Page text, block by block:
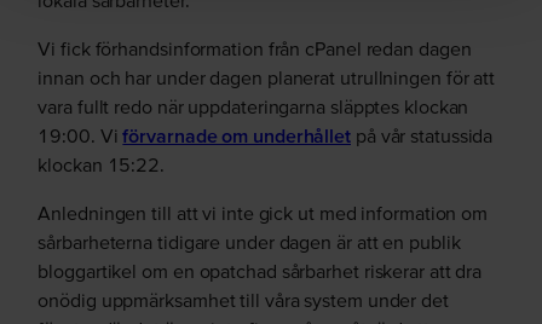
Vi fick förhandsinformation från cPanel redan dagen
innan och har under dagen planerat utrullningen för att
vara fullt redo när uppdateringarna släpptes klockan
19:00. Viförvarnade om underhållet på vår statussida
klockan 15:22.
Anledningen till att vi inte gick ut med information om
sårbarheterna tidigare under dagen är att en publik
bloggartikel om en opatchad sårbarhet riskerar att dra
onödig uppmärksamhet till våra system under det